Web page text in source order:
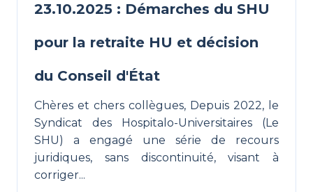
23.10.2025 : Démarches du SHU
pour la retraite HU et décision
du Conseil d'État
Chères et chers collègues, Depuis 2022, le
Syndicat des Hospitalo-Universitaires (Le
SHU) a engagé une série de recours
juridiques, sans discontinuité, visant à
corriger...